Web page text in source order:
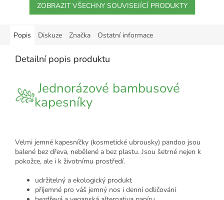
ZOBRAZIT VŠECHNY SOUVISEJÍCÍ PRODUKTY
Popis Diskuze Značka Ostatní informace
Detailní popis produktu
Jednorázové bambusové
kapesníky
Velmi jemné kapesníčky (kosmetické ubrousky) pandoo jsou
balené bez dřeva, nebělené a bez plastu. Jsou šetrné nejen k
pokožce, ale i k životnímu prostředí.
udržitelný a ekologický produkt
příjemné pro váš jemný nos i denní odličování